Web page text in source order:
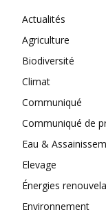
Actualités
Agriculture
Biodiversité
Climat
Communiqué
Communiqué de
Eau &
Elevage
Énergies
Environnement